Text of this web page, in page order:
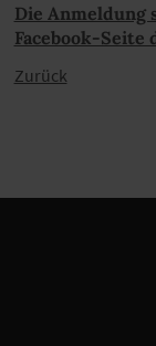
Die Anmeldung
Facebook-Seite
Zurück